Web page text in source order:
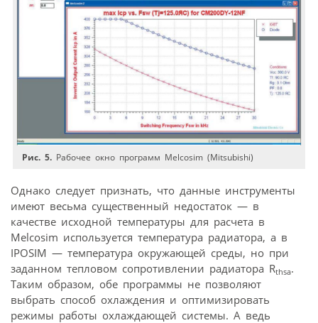
Рис. 5. Рабочее окно программ Melcosim (Mitsubishi)
Однако следует признать, что данные инструменты
имеют весьма существенный недостаток — в
качестве исходной температуры для расчета в
Melcosim используется температура радиатора, а в
IPOSIM — температура окружающей среды, но при
заданном тепловом сопротивлении радиатора Rthsa.
Таким образом, обе программы не позволяют
выбрать способ охлаждения и оптимизировать
режимы работы охлаждающей системы. А ведь